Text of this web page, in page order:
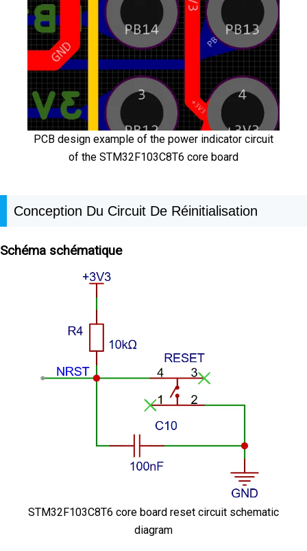
PCB design example of the power indicator circuit
of the STM32F103C8T6 core board
Conception Du Circuit De Réinitialisation
Schéma schématique
STM32F103C8T6 core board reset circuit schematic
diagram